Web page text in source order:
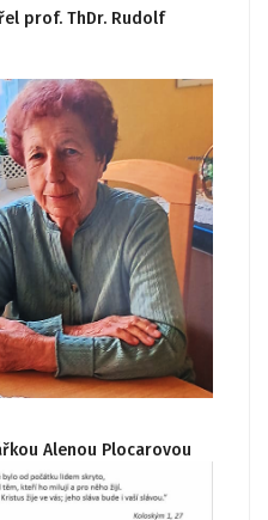
prof. ThDr. Rudolf
Alenou Plocarovou